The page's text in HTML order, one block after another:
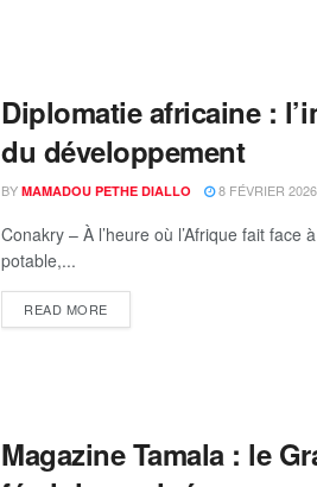
Diplomatie africaine :
du développement
BY MAMADOU PETHE DIALLO 8 FÉVRIER 2026
Conakry – À l’heure où l’Afrique fait
potable,...
READ MORE
Magazine Tamala : le